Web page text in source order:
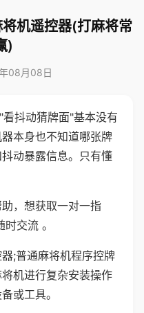
机遥控器(打麻将常
)
08月08日
抖动猜牌面"基本没有
本身也不知道哪张牌
动暴露信息。只有懂
，想获取一对一指
交流 。
;普通麻将机程序控牌
机进行复杂安装操作
或工具。